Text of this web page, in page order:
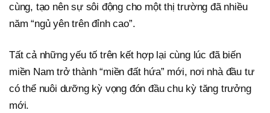
cùng, tạo nên sự sôi động cho một thị trường đã nhiều
năm “ngủ yên trên đỉnh cao”.
Tất cả những yếu tố trên kết hợp lại cùng lúc đã biến
miền Nam trở thành “miền đất hứa” mới, nơi nhà đầu tư
có thể nuôi dưỡng kỳ vọng đón đầu chu kỳ tăng trưởng
mới.